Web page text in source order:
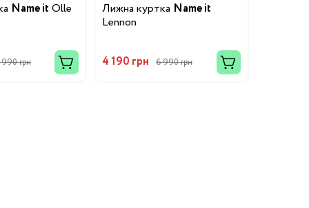
Name it Olle
грн
Лижна куртка Name it
Lennon
4 190 грн 6 990 грн